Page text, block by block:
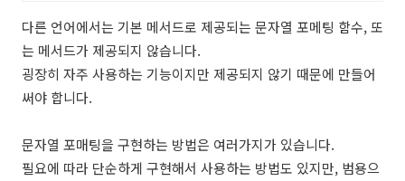
다른 언어에서는 기본 메서드로 제공되는 문자열 포메팅 함수, 또
는 메서드가 제공되지 않습니다.
굉장히 자주 사용하는 기능이지만 제공되지 않기 때문에 만들어
써야 합니다.
문자열 포매팅을 구현하는 방법은 여러가지가 있습니다.
필요에 따라 단순하게 구현해서 사용하는 방법도 있지만, 범용으